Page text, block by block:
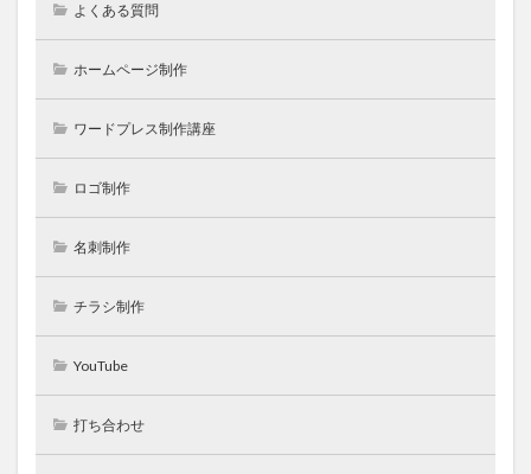
よくある質問
ホームページ制作
ワードプレス制作講座
ロゴ制作
名刺制作
チラシ制作
YouTube
打ち合わせ